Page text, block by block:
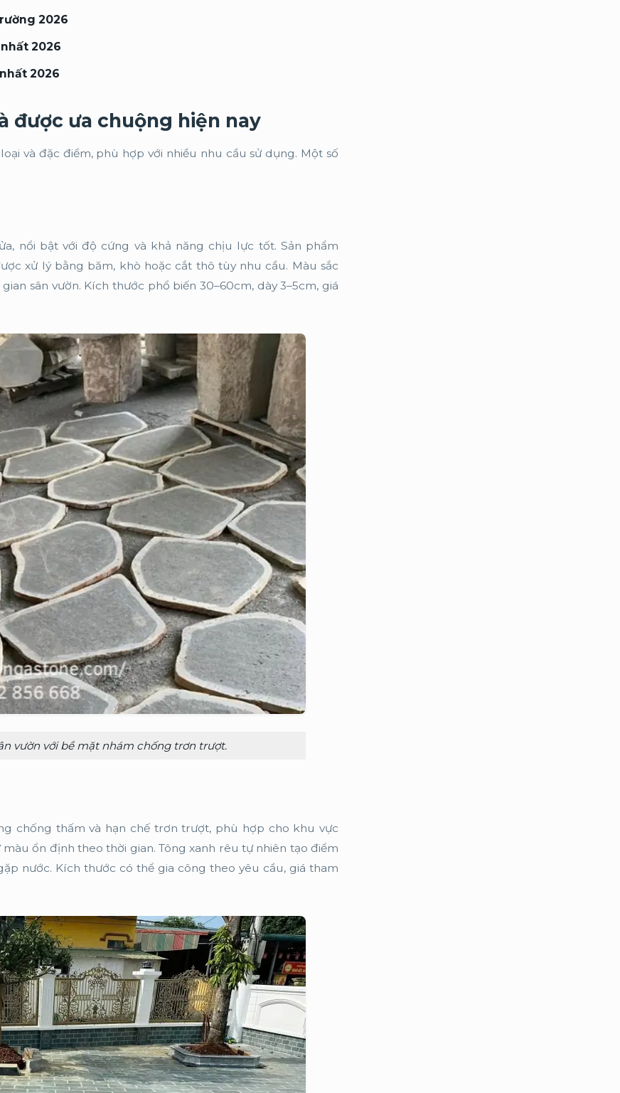
2026
2026
2026
được ưa chuộng hiện nay
và đặc điểm, phù hợp với nhiều nhu cầu sử dụng. Một số
nổi bật với độ cứng và khả năng chịu lực tốt. Sản phẩm
xử lý bằng băm, khò hoặc cắt thô tùy nhu cầu. Màu sắc
sân vườn. Kích thước phổ biến 30–60cm, dày 3–5cm, giá
vườn với bề mặt nhám chống trơn trượt.
chống thấm và hạn chế trơn trượt, phù hợp cho khu vực
ổn định theo thời gian. Tông xanh rêu tự nhiên tạo điểm
nước. Kích thước có thể gia công theo yêu cầu, giá tham